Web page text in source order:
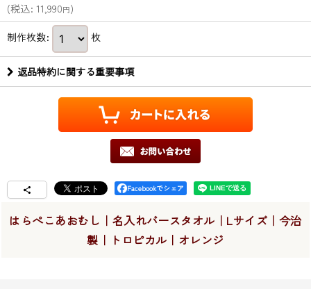
はらぺこあおむし｜名入れバースタオル｜Lサイズ｜今治
製｜トロピカル｜オレンジ
(税込: 11,990円)
制作枚数: 枚
返品特約に関する重要事項
Facebookでシェア